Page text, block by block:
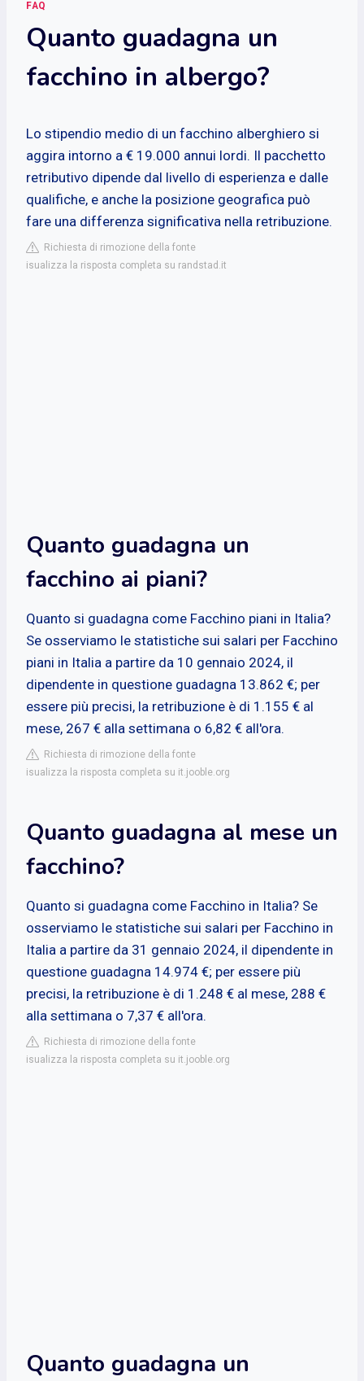
FAQ
Quanto guadagna un
facchino in albergo?
Lo stipendio medio di un facchino alberghiero si
aggira intorno a € 19.000 annui lordi. Il pacchetto
retributivo dipende dal livello di esperienza e dalle
qualifiche, e anche la posizione geografica può
fare una differenza significativa nella retribuzione.
Richiesta di rimozione della fonte
isualizza la risposta completa su randstad.it
Quanto guadagna un
facchino ai piani?
Quanto si guadagna come Facchino piani in Italia?
Se osserviamo le statistiche sui salari per Facchino
piani in Italia a partire da 10 gennaio 2024, il
dipendente in questione guadagna 13.862 €; per
essere più precisi, la retribuzione è di 1.155 € al
mese, 267 € alla settimana o 6,82 € all'ora.
Richiesta di rimozione della fonte
isualizza la risposta completa su it.jooble.org
Quanto guadagna al mese un
facchino?
Quanto si guadagna come Facchino in Italia? Se
osserviamo le statistiche sui salari per Facchino in
Italia a partire da 31 gennaio 2024, il dipendente in
questione guadagna 14.974 €; per essere più
precisi, la retribuzione è di 1.248 € al mese, 288 €
alla settimana o 7,37 € all'ora.
Richiesta di rimozione della fonte
isualizza la risposta completa su it.jooble.org
Quanto guadagna un